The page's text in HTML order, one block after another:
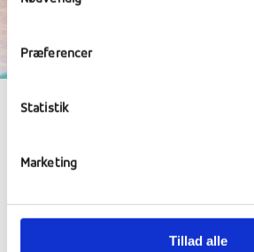
Præferencer
Statistik
Marketing
Tillad alle
oplevelser